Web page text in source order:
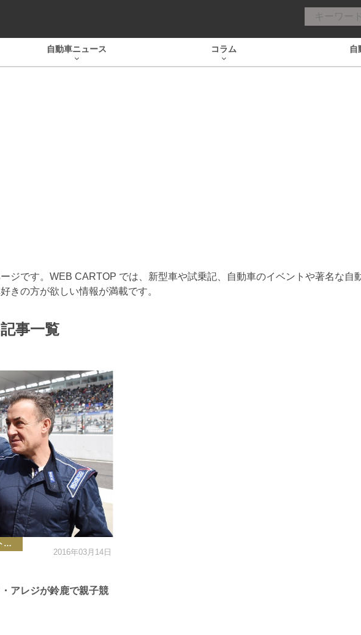
自動車ニュース コラム 自
ジです。WEB CARTOP では、新型車や試乗記、自動車のイベントや著名な自
きの方が欲しい情報が満載です。
事一覧
アレジが鈴鹿で親子競
自動車イベント・カーイベント
2016年03月14日